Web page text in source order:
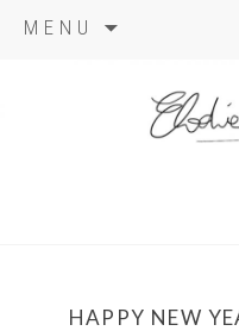
MENU
HAPPY NEW